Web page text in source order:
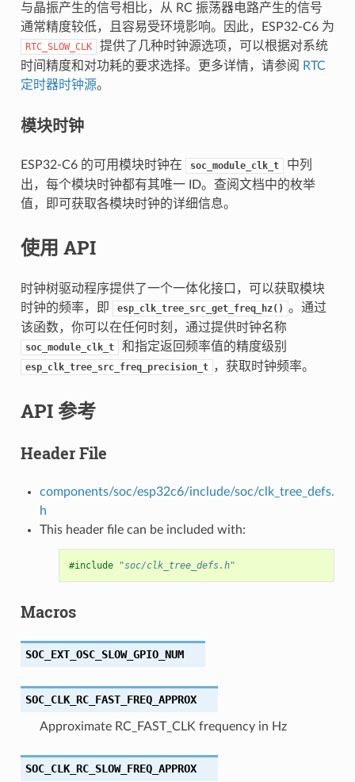
与晶振产生的信号相比，从 RC 振荡器电路产生的信号
通常精度较低，且容易受环境影响。因此，ESP32-C6 为
RTC_SLOW_CLK
提供了几种时钟源选项，可以根据对系统
时间精度和对功耗的要求选择。更多详情，请参阅
RTC
定时器时钟源。
模块时钟
ESP32-C6 的可用模块时钟在 soc_module_clk_t
中列
出，每个模块时钟都有其唯一 ID。查阅文档中的枚举
值，即可获取各模块时钟的详细信息。
使用 API
时钟树驱动程序提供了一个一体化接口，可以获取模块
时钟的频率，即
esp_clk_tree_src_get_freq_hz() 。通过
该函数，你可以在任何时刻，通过提供时钟名称
soc_module_clk_t 和指定返回频率值的精度级别
esp_clk_tree_src_freq_precision_t ，获取时钟频率。
API 参考
Header File
components/soc/esp32c6/include/soc/clk_tree_defs.
h
This header file can be included with:
#include "soc/clk_tree_defs.h"
Macros
SOC_EXT_OSC_SLOW_GPIO_NUM
SOC_CLK_RC_FAST_FREQ_APPROX
Approximate RC_FAST_CLK frequency in Hz
SOC_CLK_RC_SLOW_FREQ_APPROX